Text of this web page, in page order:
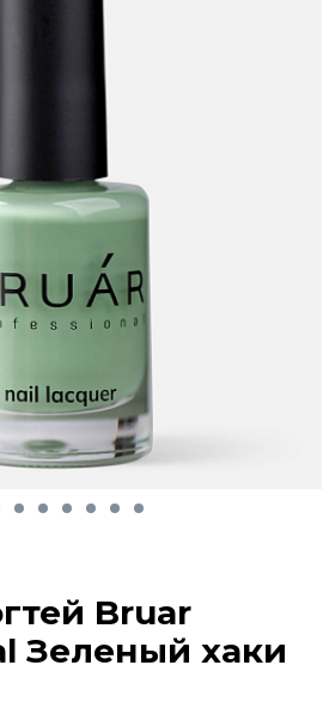
Bruar
Зеленый хаки